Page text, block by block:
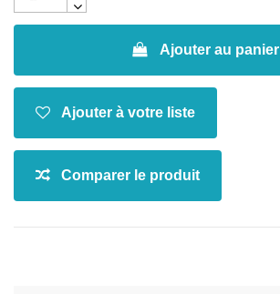
Ajouter au panier